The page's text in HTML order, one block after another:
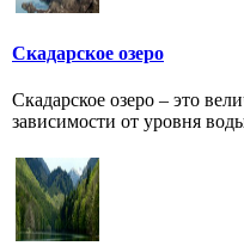
Скадарское озеро
Скадарское озеро – это
зависимости от уровня